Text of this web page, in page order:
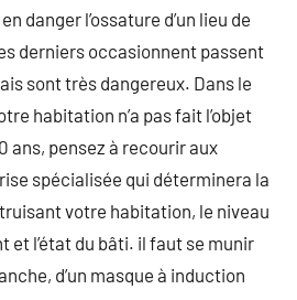
danger l’ossature d’un lieu de
derniers occasionnent passent
sont très dangereux. Dans le
habitation n’a pas fait l’objet
ans, pensez à recourir aux
spécialisée qui déterminera la
votre habitation, le niveau
et l’état du bâti. il faut se munir
d’un masque à induction